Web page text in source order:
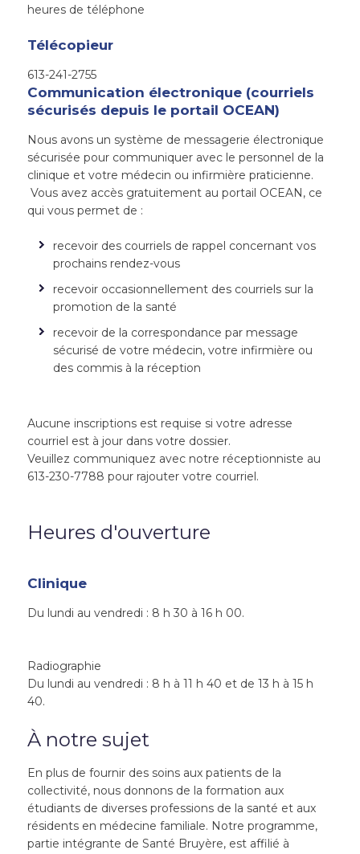
heures de téléphone
Télécopieur
613-241-2755
Communication électronique (courriels
sécurisés depuis le portail OCEAN)
Nous avons un système de messagerie électronique
sécurisée pour communiquer avec le personnel de la
clinique et votre médecin ou infirmière praticienne.
Vous avez accès gratuitement au portail OCEAN, ce
qui vous permet de :
recevoir des courriels de rappel concernant vos
prochains rendez-vous
recevoir occasionnellement des courriels sur la
promotion de la santé
recevoir de la correspondance par message
sécurisé de votre médecin, votre infirmière ou
des commis à la réception
Aucune inscriptions est requise si votre adresse
courriel est à jour dans votre dossier.
Veuillez communiquez avec notre réceptionniste au
613-230-7788 pour rajouter votre courriel.
Heures d'ouverture
Clinique
Du lundi au vendredi : 8 h 30 à 16 h 00.
Radiographie
Du lundi au vendredi : 8 h à 11 h 40 et de 13 h à 15 h
40.
À notre sujet
En plus de fournir des soins aux patients de la
collectivité, nous donnons de la formation aux
étudiants de diverses professions de la santé et aux
résidents en médecine familiale. Notre programme,
partie intégrante de Santé Bruyère, est affilié à